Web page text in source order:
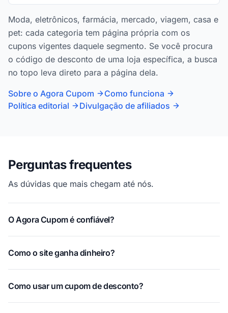
Moda, eletrônicos, farmácia, mercado, viagem, casa e
pet: cada categoria tem página própria com os
cupons vigentes daquele segmento. Se você procura
o código de desconto de uma loja específica, a busca
no topo leva direto para a página dela.
Sobre o Agora Cupom
Como funciona
Política editorial
Divulgação de afiliados
Perguntas frequentes
As dúvidas que mais chegam até nós.
O Agora Cupom é confiável?
Como o site ganha dinheiro?
Como usar um cupom de desconto?